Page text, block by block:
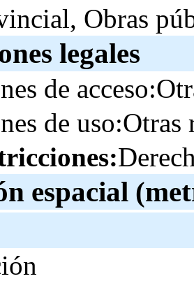
Obras
legales
de
de uso:Otras
espacial